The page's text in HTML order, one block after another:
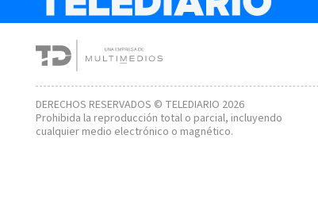
DERECHOS RESERVADOS © TELEDIARIO 2026
Prohibida la reproducción total o parcial, incluyendo
cualquier medio electrónico o magnético.